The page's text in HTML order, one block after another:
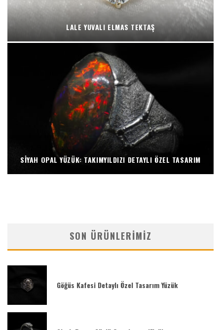
LALE YUVALI ELMAS TEKTAŞ
SIYAH OPAL YÜZÜK: TAKIMYILDIZI DETAYLI ÖZEL TASARIM
SON ÜRÜNLERIMIZ
Göğüs Kafesi Detaylı Özel Tasarım Yüzük